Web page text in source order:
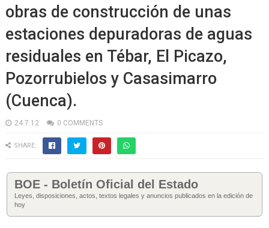
obras de construcción de unas
estaciones depuradoras de aguas
residuales en Tébar, El Picazo,
Pozorrubielos y Casasimarro
(Cuenca).
24.7.12 0 COMMENTS
SHARE:
BOE - Boletín Oficial del Estado
Leyes, disposiciones, actos, textos legales y anuncios publicados en la edición de
hoy